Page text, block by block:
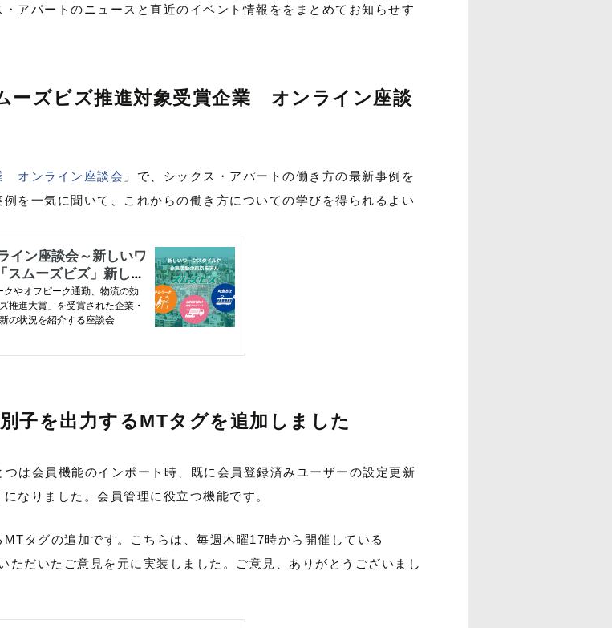
アパートのニュースと直近のイベント情報ををまとめてお知らせす
ーズビズ推進対象受賞企業 オンライン座談
オンライン座談会 」で、シックス・アパートの働き方の最新事例を
を一気に聞いて、これからの働き方についての学びを得られるよい
子を出力するMTタグを追加しました
は会員機能のインポート時、既に会員登録済みユーザーの設定更新
なりました。会員管理に役立つ機能です。
タグの追加です。こちらは、毎週木曜17時から開催している
ただいたご意見を元に実装しました。ご意見、ありがとうございまし